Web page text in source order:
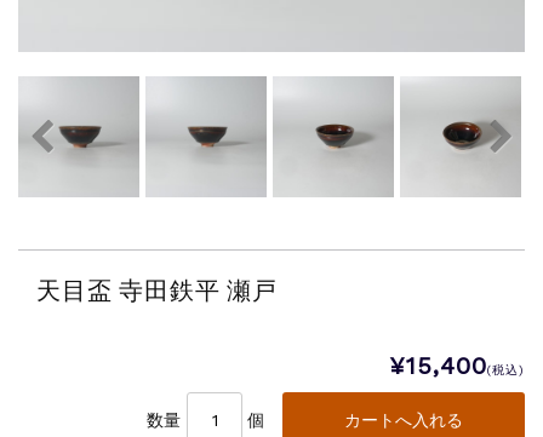
天目盃 寺田鉄平 瀬戸
¥15,400(税込)
数量 個